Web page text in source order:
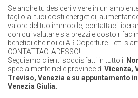
Se anche tu desideri vivere in un
taglio ai tuoi costi energetici,
valore del tuo immobile, contattaci
con cui valutare sia prezzi e costo
benefici che noi di AR Coperture Tetti
CONTATTACI ADESSO!
Seguiamo clienti soddisfatti in tutto il
specialmente nelle province di Vicenza,
Treviso, Venezia e su appuntamento
Venezia Giulia.